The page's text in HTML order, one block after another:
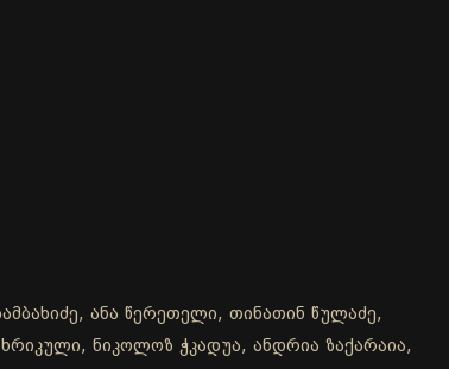
ანა წერეთელი, თინათინ წულაძე,
ნიკოლოზ ჭკადუა, ანდრია ზაქარაია,